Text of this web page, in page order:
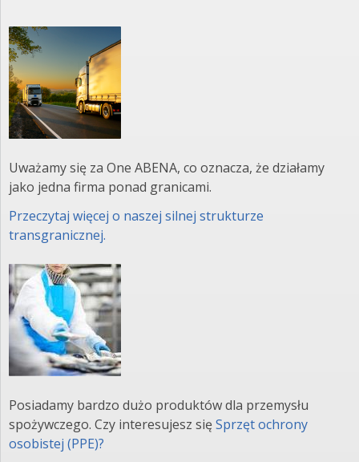
Uważamy się za One ABENA, co oznacza, że działamy
jako jedna firma ponad granicami.
Przeczytaj więcej o naszej silnej strukturze
transgranicznej.
Posiadamy bardzo dużo produktów dla przemysłu
spożywczego. Czy interesujesz sięSprzęt ochrony
osobistej (PPE)​?